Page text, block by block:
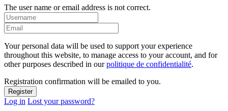
The user name or email address is not correct.
Your personal data will be used to support your experience
throughout this website, to manage access to your account, and for
other purposes described in ourpolitique de confidentialité.
Registration confirmation will be emailed to you.
Log in Lost your password?